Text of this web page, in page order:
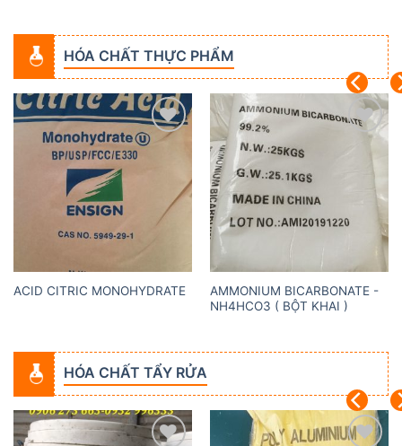
HÓA CHẤT THỰC PHẨM
Add to
ACID CITRIC MONOHYDRATE
Add to
AMMONIUM BICARBONATE -
NH4HCO3 ( BỘT KHAI )
HÓA CHẤT TẨY RỬA